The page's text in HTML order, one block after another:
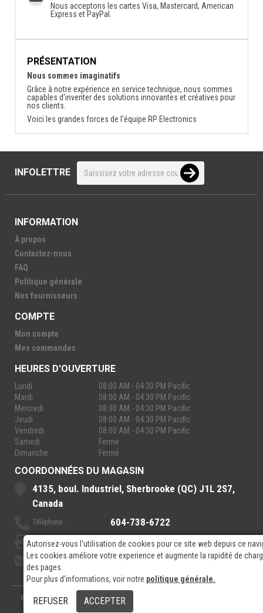
Autorisez-vous l'utilisation de cookies pour ce site web depuis ce
Les cookies améliore votre experience et augmente la rapidité de
des pages.
Pour plus d'informations, voir notre politique générale.
REFUSER ACCEPTER
Nous acceptons les cartes Visa, Mastercard, American
Express et PayPal.
PRÉSENTATION
Nous sommes imaginatifs
Grâce à notre expérience en service technique, nous sommes
capables d'inventer des solutions innovantes et créatives pour
nos clients.
Voici les grandes forces de l'équipe RP Electronics
INFOLETTRE
INFORMATION
À propos
Contactez-nous
FAQ
Politique générale
Nos fournisseurs
© 2026- RP Electronics
COMPTE
Mon compte
Mes commandes
HEURES D'OUVERTURE
Lundi
08:00 AM - 04:30 PM Pacific
Mardi
08:00 AM - 04:30 PM Pacific
Mercredi
08:00 AM - 04:30 PM Pacific
Jeudi
08:00 AM - 04:30 PM Pacific
Vendredi
08:00 AM - 04:30 PM Pacific
Samedi
Fermé
Dimanche
Fermé
COORDONNÉES DU MAGASIN
4135, boul. Industriel, Sherbrooke (QC) J1L 2S7,
Canada
Téléphone : 604-738-6722
Sans-Frais : 888-921-7770
Courriel: sales@rpelectronics.com